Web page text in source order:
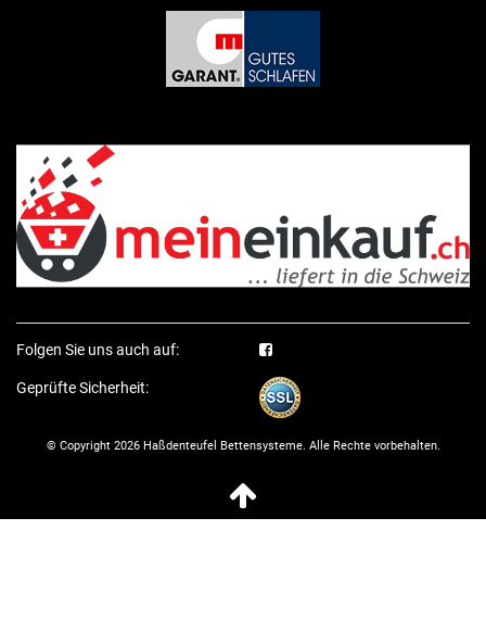
Folgen Sie uns auch auf:
Geprüfte Sicherheit:
© Copyright 2026 Haßdenteufel Bettensysteme. Alle Rechte vorbehalten.